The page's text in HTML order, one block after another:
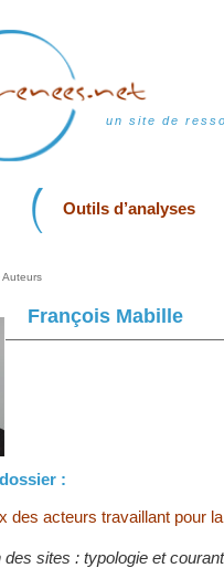
un site de
Outils d’analyses
Auteurs
François Mabille
:
des acteurs travaillant pour
des sites : typologie et